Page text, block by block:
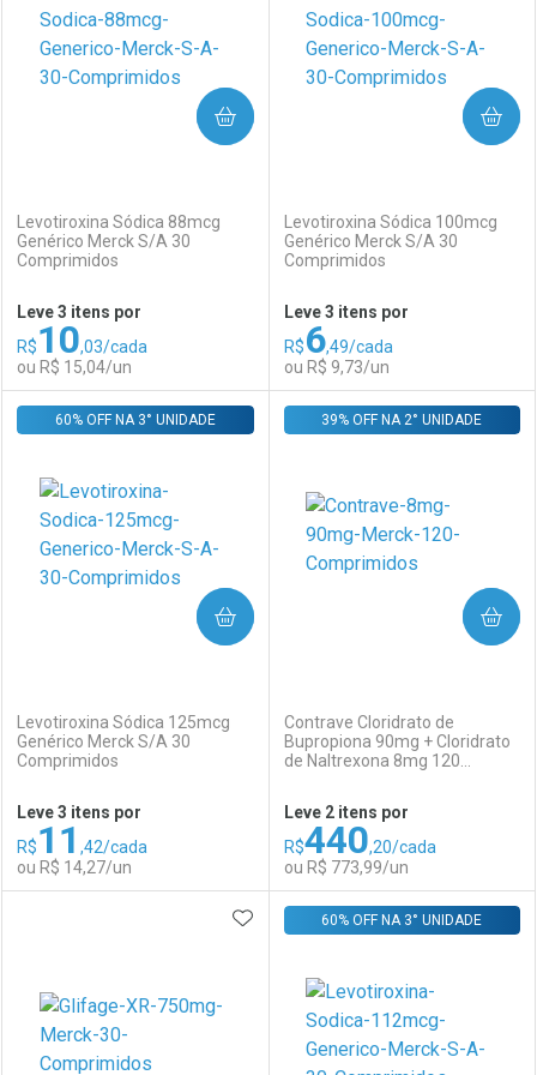
Ativar Desconto
Comprar sem Desconto
Por R$ 91,13/cada
Comprar sem Desconto
Por R$ 91,13/cada
Ativar Desconto
Comprar sem Desconto
Por R$ 45,53/cada
Comprar sem Desconto
Por R$ 45,53/cada
Levotiroxina Sódica 88mcg
Genérico Merck S/A 30
Comprimidos
Leve 3 itens por
R$10,03/cada
ou R$ 15,04/un
COMPRAR
Laboratório
Ativar Desconto
Comprar sem Desconto
Por R$ 15,04/cada
Por Menos
Comprar sem Desconto
Por R$ 15,04/cada
Levotiroxina Sódica 100mcg
Genérico Merck S/A 30
Comprimidos
Leve 3 itens por
R$6,49/cada
ou R$ 9,73/un
COMPRAR
Laboratório
Ativar Desconto
Comprar sem Desconto
Por R$ 9,73/cada
Por Menos
Comprar sem Desconto
Por R$ 9,73/cada
Levotiroxina Sódica 125mcg
Genérico Merck S/A 30
Comprimidos
60% OFF NA 3° UNIDADE
Leve 3 itens por
R$11 ,42/cada
ou R$ 14,27/un
COMPRAR
FECHAR
Laboratório
FECHAR
Por Menos
Contrave Cloridrato de
Bupropiona 90mg + Cloridrato
de Naltrexona 8mg 120
39% OFF NA 2° UNIDADE
Leve 2 itens por
R$440,20/cada
ou R$ 773,99/un
COMPRAR
Laboratório
Por Menos
ADICIONAR AOS FAVORITOS
60% OFF NA 3° UNIDADE